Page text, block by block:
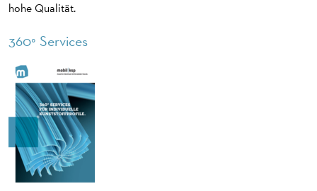
hohe Qualität.
360° Services